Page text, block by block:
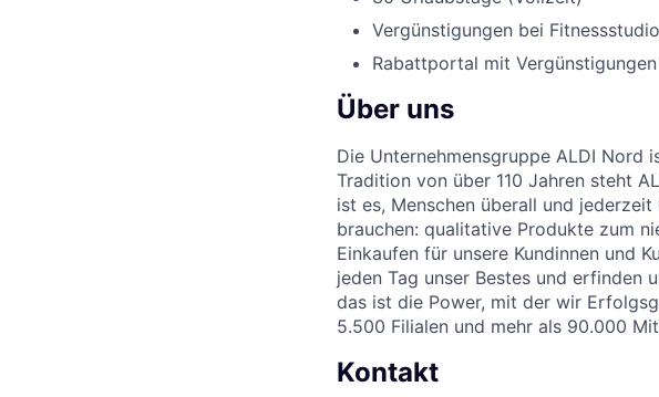
Vergünstigungen bei
Rabattportal mit
Über uns
Die Unternehmensgruppe ALDI Nord
Tradition von über 110 Jahren steht
ist es, Menschen überall und
brauchen: qualitative Produkte zum
Einkaufen für unsere Kundinnen und
jeden Tag unser Bestes und erfinden
das ist die Power, mit der wir
5.500 Filialen und mehr als 90.000
Kontakt